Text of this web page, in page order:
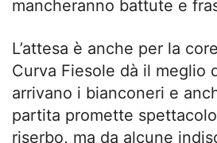
mancheranno battute e
L’attesa è anche per la
Curva Fiesole dà il meglio
arrivano i bianconeri e
partita promette
riserbo, ma da alcune